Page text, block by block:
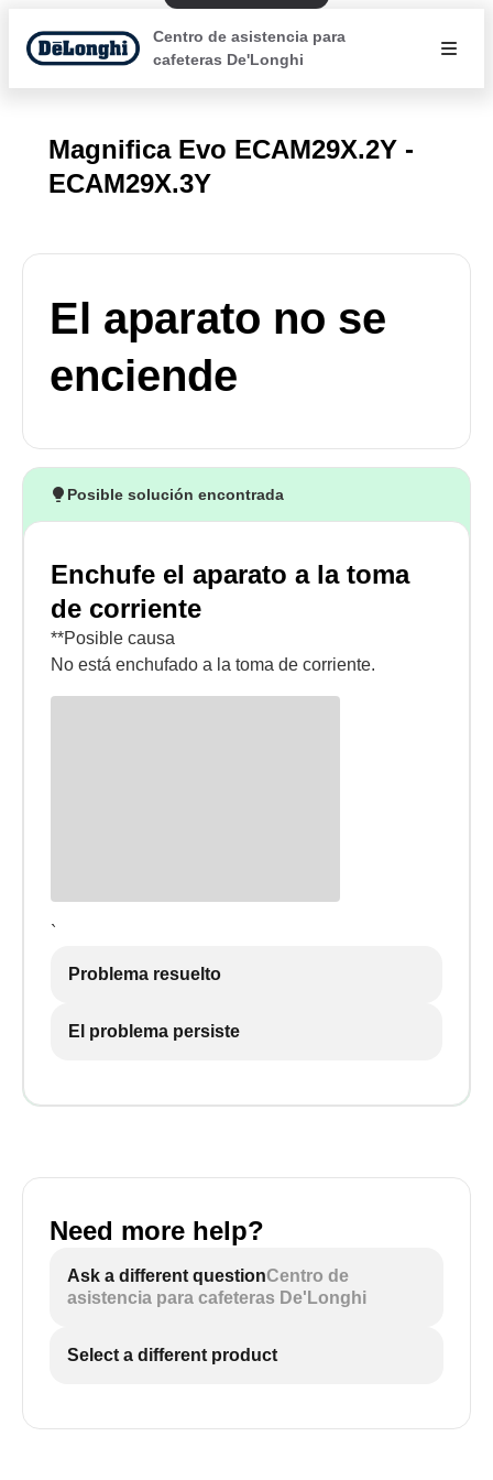
Centro de asistencia para
cafeteras De'Longhi
Magnifica Evo ECAM29X.2Y -
ECAM29X.3Y
El aparato no se
enciende
Posible solución encontrada
Enchufe el aparato a la toma
de corriente
**Posible causa
No está enchufado a la toma de corriente.
`
Problema resuelto
El problema persiste
Need more help?
Ask a different questionCentro de
asistencia para cafeteras De'Longhi
Select a different product